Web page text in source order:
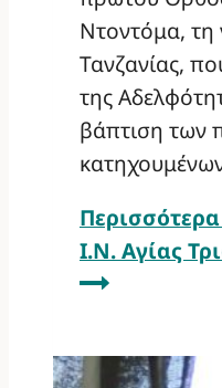
Ντοντόμα,
Τανζανίας,
της
βάπτιση των
Περισσότερα
Ι.Ν. Αγίας